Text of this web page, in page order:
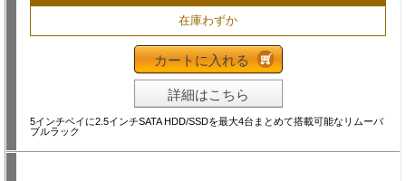
在庫わずか
カートに入れる
詳細はこちら
5インチベイに2.5インチSATA HDD/SSDを最大4台まとめて搭載可能なリムーバ
ブルラック